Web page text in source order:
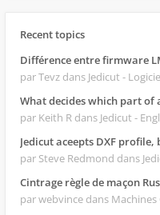
Recent topics
Différence entre firmware
par Tevz dans Jedicut -
What decides which part
par Keith R dans Jedicut -
Jedicut aceepts DXF
par Steve Redmond dans
Cintrage règle de maçon
par webvince dans Machines